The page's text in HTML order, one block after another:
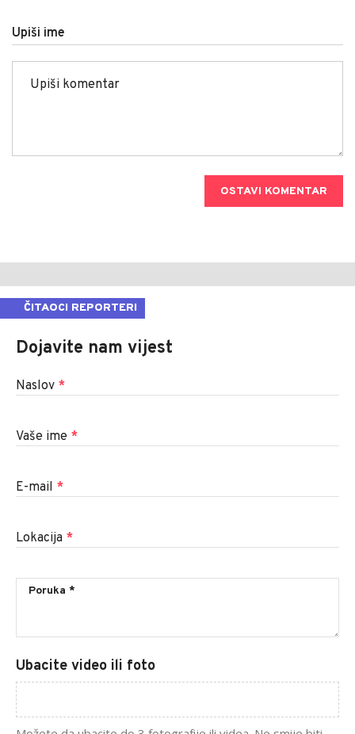
Upiši ime
OSTAVI KOMENTAR
ČITAOCI REPORTERI
Dojavite nam vijest
Naslov *
Vaše ime *
E-mail *
Lokacija *
Ubacite video ili foto